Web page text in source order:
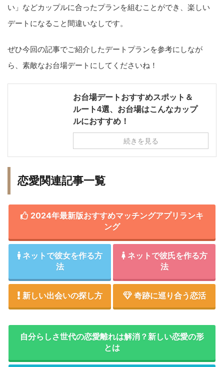
い」などカップルに合ったプランを組むことができ、楽しい
デートになること間違いなしです。
ぜひ今回の記事でご紹介したデートプランを参考にしなが
ら、素敵なお台場デートにしてくださいね！
お台場デートおすすめスポット＆
ルート4選、お台場はこんなカップ
ルにおすすめ！
続きを見る
恋愛関連記事一覧
2024年最新版おすすめマッチングアプリランキ
ング
ネットで彼女を作る方
法
ネットで彼氏を作る方
法
新しい出会いの探し方 奇跡に巡り合う恋活
自分らしさ世代の恋愛離れは解消？新しい恋愛の形
とは